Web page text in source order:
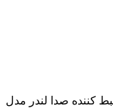
کننده صدا لندر مدل